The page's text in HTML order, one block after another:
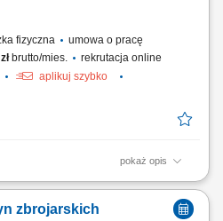
fizyczna
umowa o pracę
brutto/mies.
rekrutacja online
aplikuj szybko
pokaż opis
podstawie dokumentacji technicznej.
w procesie montażu. Obsługa
zbrojarskich